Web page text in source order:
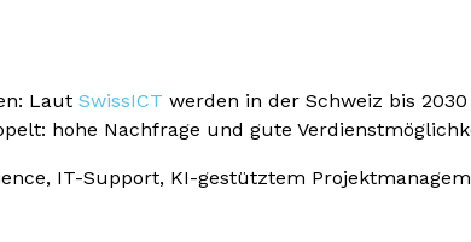
Laut SwissICT werden in der Schweiz bis
hohe Nachfrage und gute
IT-Support, KI-gestütztem